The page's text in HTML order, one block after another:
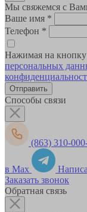
Мы свяжемся с
Ваше имя *
Телефон *
Нажимая на
персональных
Способы связи
(863) 310-
в Max
Заказать звонок
Обратная связь